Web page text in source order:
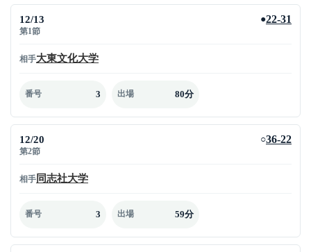
12/13
第1節
●22-31
相手大東文化大学
番号 3 出場 80分
12/20
第2節
○36-22
相手 同志社大学
番号 3 出場 59分